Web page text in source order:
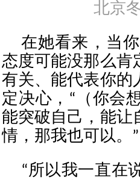
北京
在她看来，当
态度可能没那么肯
有关、能代表你的
定决心，“（你会
能突破自己，能让
情，那我也可以。”
“所以我一直在